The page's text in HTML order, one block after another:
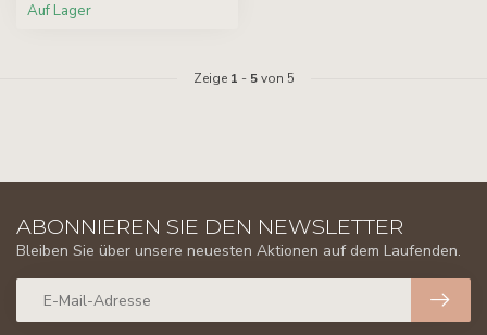
Auf Lager
Zeige 1 - 5von 5
ABONNIEREN SIE DEN NEWSLETTER
Bleiben Sie über unsere neuesten Aktionen auf dem Laufenden.